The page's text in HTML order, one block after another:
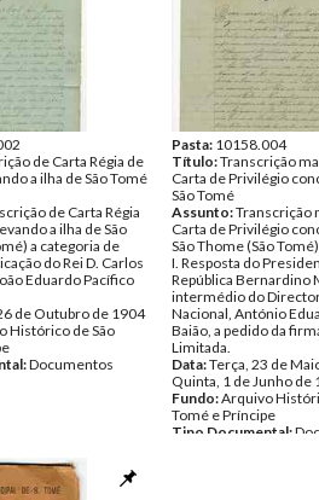
de Carta Régia de
a ilha de São Tomé
de Carta Régia
a ilha de São
a categoria de
do Rei D. Carlos
Eduardo Pacífico
de Outubro de 1904
Histórico de São
Documentos
Pasta: 10158.004
Título:Transcrição
Carta de Privilégio
São Tomé
Assunto:Transcrição
Carta de Privilégio
São Thome (São
I. Resposta do
República Bernardino
intermédio do
Nacional, António
Baião, a pedido da
Limitada.
Data:Terça, 23 de
Quinta, 1 de Junho de
Fundo:Arquivo
Tomé e Príncipe
Tipo Documental: